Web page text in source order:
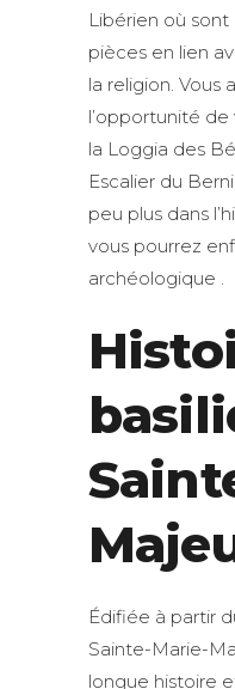
Libérien où
pièces en lien
la religion. Vous
l’opportunité de
la Loggia des
Escalier du
peu plus dans
vous pourrez
archéologique .
Édifiée à partir
Sainte-Marie-
longue histoire